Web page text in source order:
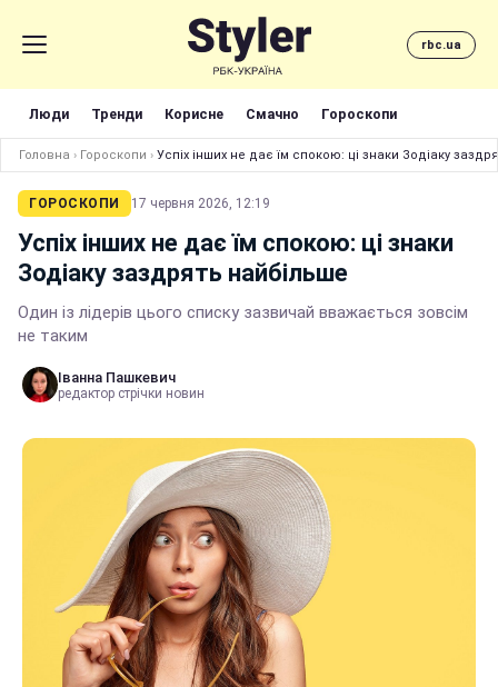
rbc.ua
Люди Тренди Корисне Смачно Гороскопи
Головна › Гороскопи › Успіх інших не дає їм спокою: ці знаки Зодіаку
ГОРОСКОПИ 17 червня 2026, 12:19
Успіх інших не дає їм спокою: ці знаки
Зодіаку заздрять найбільше
Один із лідерів цього списку зазвичай вважається зовсім
не таким
Іванна Пашкевич
редактор стрічки новин